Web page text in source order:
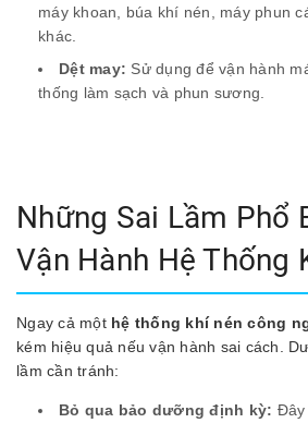
máy khoan, búa khí nén, máy phun
khác.
Dệt may: Sử dụng để vận hành
thống làm sạch và phun sương.
Những Sai Lầm Phổ
Vận Hành Hệ Thống
Ngay cả một hệ thống khí nén công
kém hiệu quả nếu vận hành sai cách.
lầm cần tránh:
Bỏ qua bảo dưỡng định kỳ: Đây